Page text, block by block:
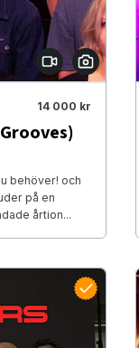
14 000 kr
behöver! och
på en
årtion...